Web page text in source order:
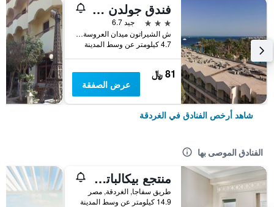
فندق جولدن روز
3 نجوم
جيد 6.7
ش الشيراتون ميدان العروسة سقالة, الغردقة, مصر
4.7 كيلومتر عن وسط المدينة
81 ﷼
عرض الصفقة
شاهد أرخص الفنادق في الغردقة
الفنادق الموصى بها
منتجع بيكالباتروس أكوا بلو، الغردقة
طريق سفاجا, الغردقة, مصر
14.9 كيلومتر عن وسط المدينة